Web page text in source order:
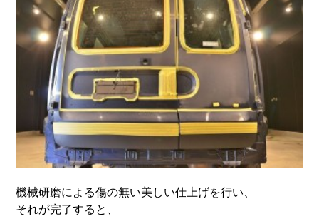
機械研磨による傷の無い美しい仕上げを行い、
それが完了すると、